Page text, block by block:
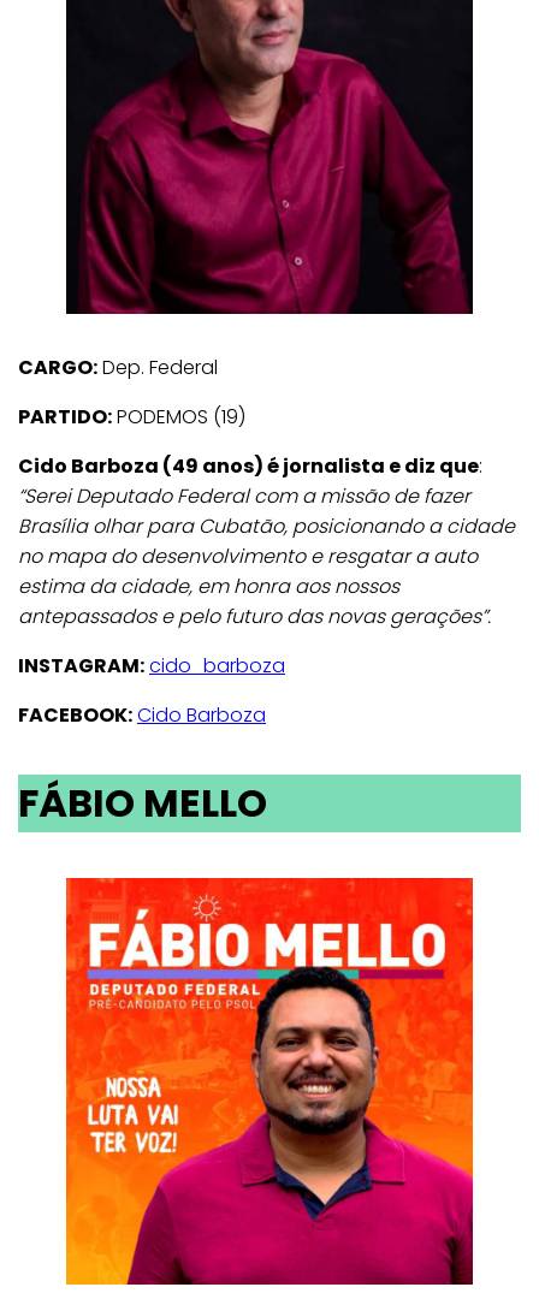
CARGO:Dep. Federal
PARTIDO:PODEMOS (19)
Cido Barboza (49 anos) é jornalista e diz que:
“Serei Deputado Federal com a missão de fazer
Brasília olhar para Cubatão, posicionando a cidade
no mapa do desenvolvimento e resgatar a auto
estima da cidade, em honra aos nossos
antepassados e pelo futuro das novas gerações”.
INSTAGRAM:cido_barboza
FACEBOOK:Cido Barboza
FÁBIO MELLO